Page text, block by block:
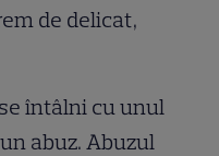
de delicat,
întâlni cu unul
abuz. Abuzul